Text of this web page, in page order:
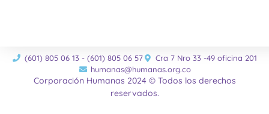
(601) 805 06 13 - (601) 805 06 57
Cra 7 Nro 33 -49 oficina 201
humanas@humanas.org.co
Corporación Humanas 2024 © Todos los derechos
reservados.